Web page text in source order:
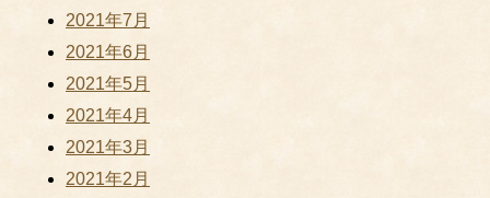
2021年7月
2021年6月
2021年5月
2021年4月
2021年3月
2021年2月